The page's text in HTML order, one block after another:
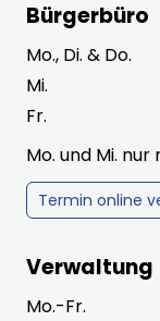
Mail an
schriftlich mit
Vredener
Nachricht an
Vredener
unentgeltlich,
geht keine
rechtlichen
beantwortet
Adresse und
Bürgerbüro
Mo., Di. & Do.
Mi.
Fr.
Mo. und Mi.
Termin online
Verwaltung
Mo.-Fr.